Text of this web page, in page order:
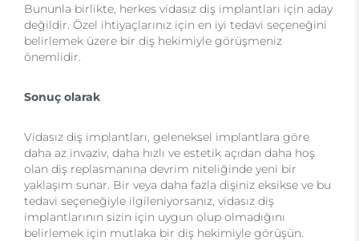
Bununla birlikte, herkes vidasız diş implantları için aday
değildir. Özel ihtiyaçlarınız için en iyi tedavi seçeneğini
belirlemek üzere bir diş hekimiyle görüşmeniz
önemlidir.
Sonuç olarak
Vidasız diş implantları, geleneksel implantlara göre
daha az invaziv, daha hızlı ve estetik açıdan daha hoş
olan diş replasmanına devrim niteliğinde yeni bir
yaklaşım sunar. Bir veya daha fazla dişiniz eksikse ve bu
tedavi seçeneğiyle ilgileniyorsanız, vidasız diş
implantlarının sizin için uygun olup olmadığını
belirlemek için mutlaka bir diş hekimiyle görüşün.